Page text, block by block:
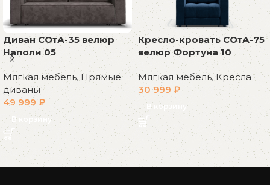
Диван СОтА-35 велюр
Наполи 05
Мягкая мебель,Прямые
диваны
49 999₽
В корзину
Кресло-кровать СОтА-75
велюр Фортуна 10
Мягкая мебель,Кресла
30 999 ₽
В корзину
Read More